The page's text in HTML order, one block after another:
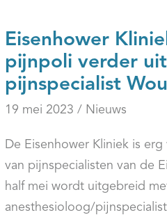
Eisenhower
pijnpoli verder
pijnspecialist
19 mei 2023 / Nieuws
De Eisenhower Kliniek is
van pijnspecialisten van de
half mei wordt uitgebreid
anesthesioloog/